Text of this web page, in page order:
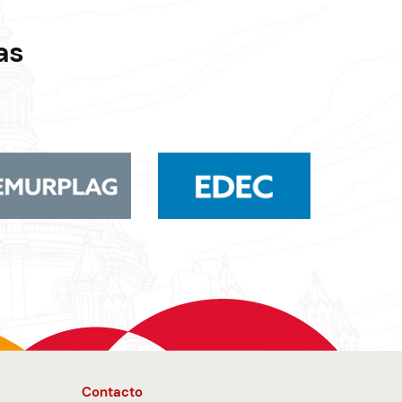
Contacto